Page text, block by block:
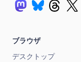
ブラウザ
デスクトップ